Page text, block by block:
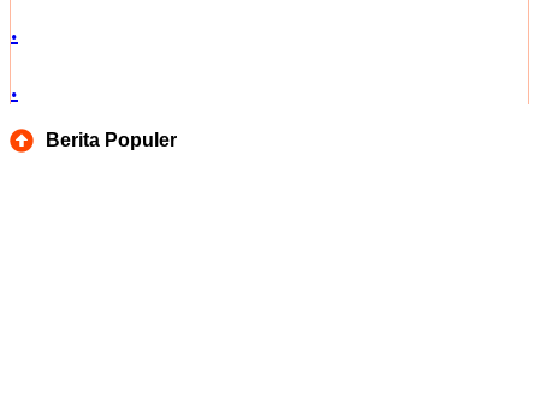
.
.
Berita Populer